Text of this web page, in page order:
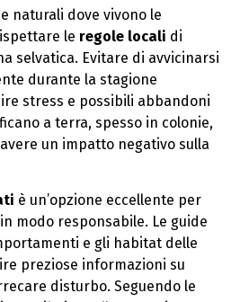
naturali dove vivono le
le regole locali di
selvatica. Evitare di avvicinarsi
durante la stagione
stress e possibili abbandoni
a terra, spesso in colonie,
un impatto negativo sulla
è un’opzione eccellente per
modo responsabile. Le guide
e gli habitat delle
preziose informazioni su
disturbo. Seguendo le